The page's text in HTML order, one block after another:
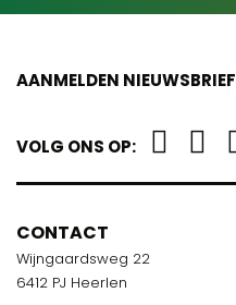
AANMELDEN NIEUWSBRIEF
VOLG ONS OP:
CONTACT
Wijngaardsweg 22
6412 PJ Heerlen